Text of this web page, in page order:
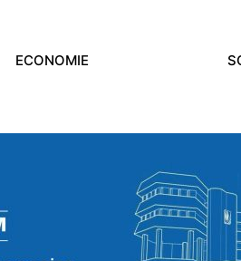
ECONOMIE